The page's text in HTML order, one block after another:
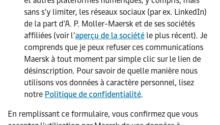
sans s’y limiter, les réseaux sociaux (par ex. LinkedIn)
de la part d’A. P. Moller-Maersk et de ses sociétés
affiliées (voir l’aperçu de la société le plus récent). Je
comprends que je peux refuser ces communications
Maersk à tout moment par simple clic sur le lien de
désinscription. Pour savoir de quelle manière nous
utilisons vos données à caractère personnel, lisez
notre Politique de confidentialité.
En remplissant ce formulaire, vous confirmez que vous